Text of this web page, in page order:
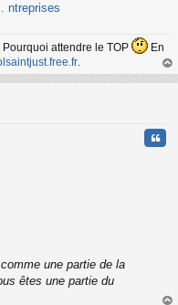
ntreprises
attendre le TOP
En
.
au
une partie de la
êtes une partie du